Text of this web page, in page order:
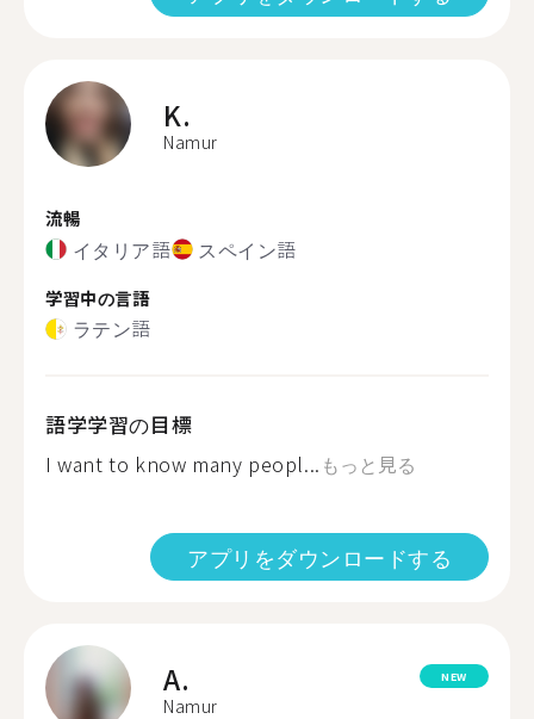
K.
Namur
流暢
イタリア語 スペイン語
学習中の言語
ラテン語
語学学習の目標
I want to know many peopl... もっと見る
アプリをダウンロードする
A.
Namur
NEW